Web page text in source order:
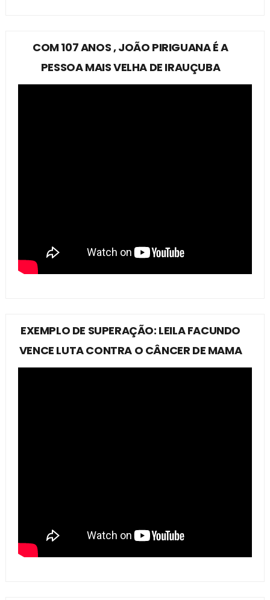
COM 107 ANOS , JOÃO PIRIGUANA É A
PESSOA MAIS VELHA DE IRAUÇUBA
EXEMPLO DE SUPERAÇÃO: LEILA FACUNDO
VENCE LUTA CONTRA O CÂNCER DE MAMA